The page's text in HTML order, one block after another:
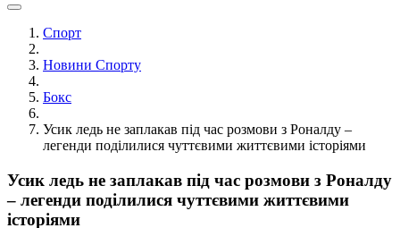
Спорт
Новини Спорту
Бокс
Усик ледь не заплакав під час розмови з Роналду –
легенди поділилися чуттєвими життєвими історіями
Усик ледь не заплакав під час розмови з Роналду
– легенди поділилися чуттєвими життєвими
історіями